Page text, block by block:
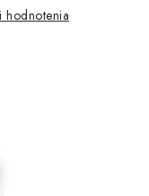
hodnotenia